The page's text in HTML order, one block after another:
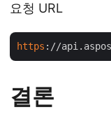
요청 URL
https ://
결론